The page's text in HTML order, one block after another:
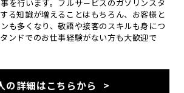
を行います。フルサ－ビスのガソリンスタ
る知識が増えることはもちろん、お客様と
も多くなり、敬語や接客のスキルも身につ
ンドでのお仕事経験がない方も大歓迎で
の詳細はこちらから